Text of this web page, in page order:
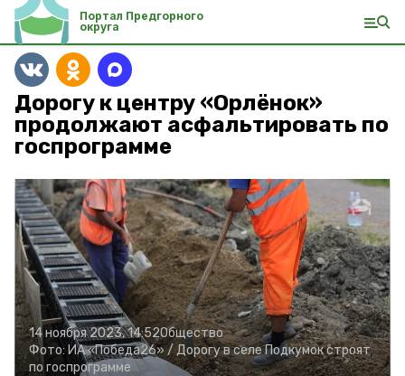
Портал Предгорного
округа
Дорогу к центру «Орлёнок»
продолжают асфальтировать по
госпрограмме
14 ноября 2023, 14:52Общество
Фото: ИА «Победа26» /Дорогу в селе Подкумок строят
по госпрограмме